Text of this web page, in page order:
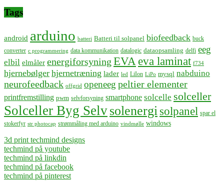
Tags
android arduino batteri Batteri til solpanel biofeedback buck
converter c programmering data kommunikation datalogic dataopsamling delfi eeg
elbil elmåler energiforsyning EVA eva laminat f734
hjernebølger hjernetræning lader led LiIon LiPo mysql nabduino
neurofeedback offgrid openeeg peltier elementer
printfremstilling pwm selvforsyning smartphone solcelle solceller
Solceller Byg Selvsolenergisolpanel spar el
stokerfyr str photocap strømmåling med arduino vindmølle windows
3d print techmind designs
techmind på youtube
techmind på linkdin
techmind på facebook
techmind på pinterest